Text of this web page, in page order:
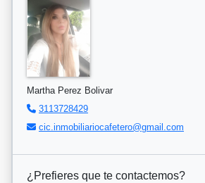
Martha Perez Bolivar
3113728429
cic.inmobiliariocafetero@gmail.com
¿Prefieres que te contactemos?